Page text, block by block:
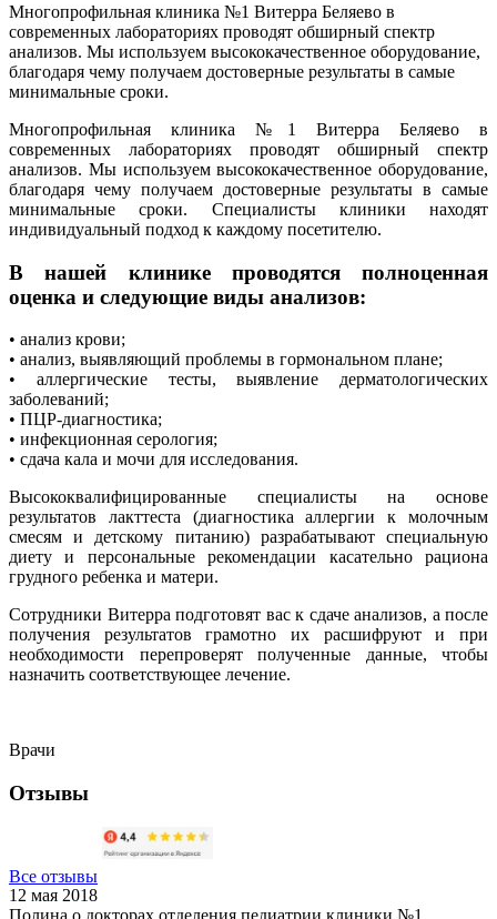
Многопрофильная клиника №1 Витерра Беляево в
современных лабораториях проводят обширный спектр
анализов. Мы используем высококачественное оборудование,
благодаря чему получаем достоверные результаты в самые
минимальные сроки.
Многопрофильная клиника №1 Витерра Беляево в
современных лабораториях проводят обширный спектр
анализов. Мы используем высококачественное оборудование,
благодаря чему получаем достоверные результаты в самые
минимальные сроки. Специалисты клиники находят
индивидуальный подход к каждому посетителю.
В нашей клинике проводятся полноценная
оценка и следующие виды анализов:
• анализ крови;
• анализ, выявляющий проблемы в гормональном плане;
• аллергические тесты, выявление дерматологических
заболеваний;
• ПЦР-диагностика;
• инфекционная серология;
• сдача кала и мочи для исследования.
Высококвалифицированные специалисты на основе
результатов лакттеста (диагностика аллергии к молочным
смесям и детскому питанию) разрабатывают специальную
диету и персональные рекомендации касательно рациона
грудного ребенка и матери.
Сотрудники Витерра подготовят вас к сдаче анализов, а после
получения результатов грамотно их расшифруют и при
необходимости перепроверят полученные данные, чтобы
назначить соответствующее лечение.
Врачи
Отзывы
Все отзывы
12 мая 2018